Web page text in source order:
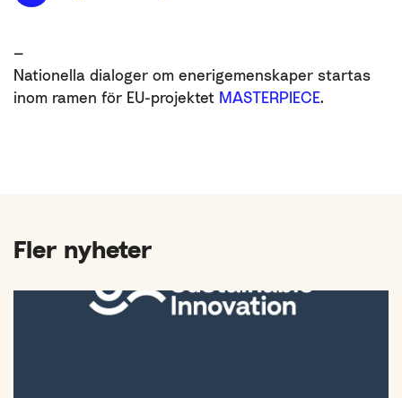
—
Nationella dialoger om enerigemenskaper startas
inom ramen för EU-projektet MASTERPIECE.
Fler nyheter